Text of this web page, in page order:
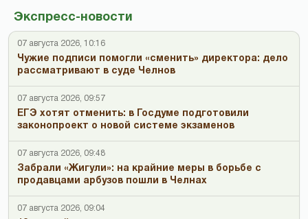
Экспресс-новости
07 августа 2026, 10:16
Чужие подписи помогли «сменить» директора: дело
рассматривают в суде Челнов
07 августа 2026, 09:57
ЕГЭ хотят отменить: в Госдуме подготовили
законопроект о новой системе экзаменов
07 августа 2026, 09:48
Забрали «Жигули»: на крайние меры в борьбе с
продавцами арбузов пошли в Челнах
07 августа 2026, 09:04